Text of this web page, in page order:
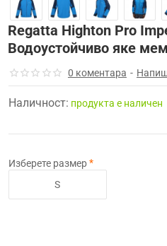
Regatta Highton Pro
Водоустойчиво яке
Наличност: продуктa е наличен
0 коментара -
Изберете размер
S